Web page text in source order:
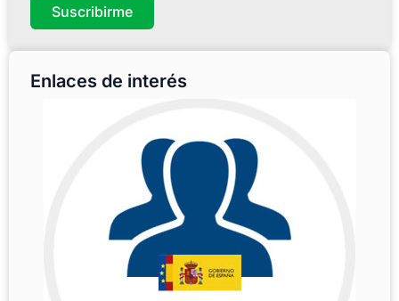
Suscribirme
Enlaces de interés